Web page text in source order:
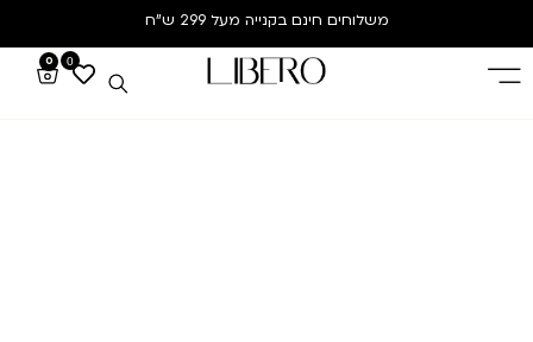
משלוחים חינם בקנייה מעל 299 ש”ח
0
0